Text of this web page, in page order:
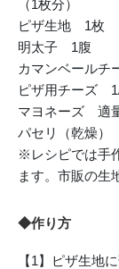
（1枚分）
ピザ生地 1枚
明太子 1腹
カマンベール
ピザ用チーズ
マヨネーズ 適
パセリ（乾燥
※レシピでは手
ます。市販の生
◆作り方
【1】ピザ生地